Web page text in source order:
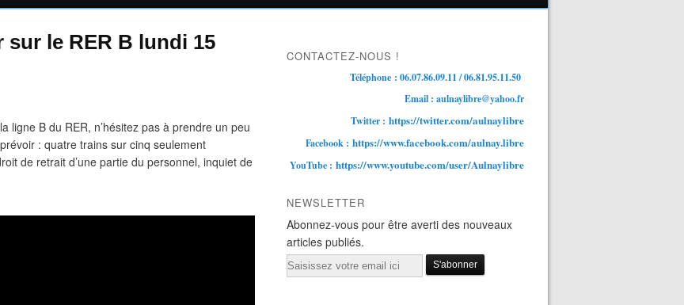
le RER B lundi 15
ligne B du RER, n’hésitez pas à prendre un peu
: quatre trains sur cinq seulement
de retrait d’une partie du personnel, inquiet de
CONTACTEZ-NOUS !
Téléphone : 06.07.86.09.11 / 06.81.95.11.50
Email : aulnaylibre@yahoo.fr
Twitter : https://twitter.com/aulnaylibre
Facebook : https://www.facebook.com/aulnay.libre
YouTube : https://www.youtube.com/user/Aulnaylibre
NEWSLETTER
Abonnez-vous pour être averti des nouveaux
articles publiés.
Email